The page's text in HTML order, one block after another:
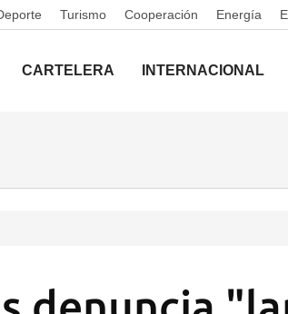
Turismo Cooperación Energía
CARTELERA INTERNACIONAL